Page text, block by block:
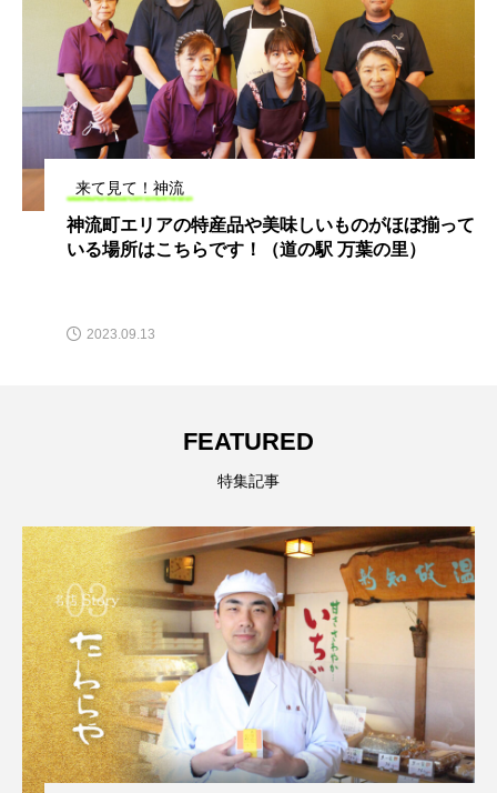
来て見て！神流
神流町エリアの特産品や美味しいものがほぼ揃って
いる場所はこちらです！（道の駅 万葉の里）
2023.09.13
FEATURED
特集記事